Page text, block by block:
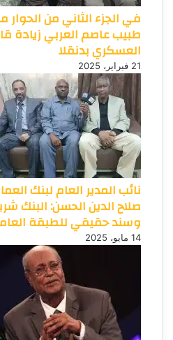
في الجزء الثاني من
طبيب عاصم العربي زيادة
العسكري بدنقلا
21 فبراير، 2025
نائب المدير العام لبنك
صلاح الدين الحسن: البنك
وسند حقيقي للطبقة
14 مايو، 2025